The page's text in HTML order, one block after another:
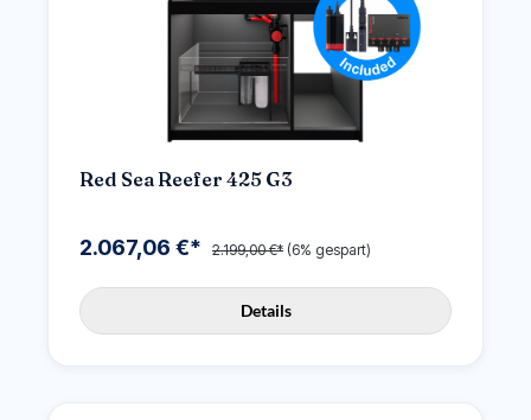
Red Sea Reefer 425 G3
2.067,06 €* 2.199,00 €* (6% gespart)
Details